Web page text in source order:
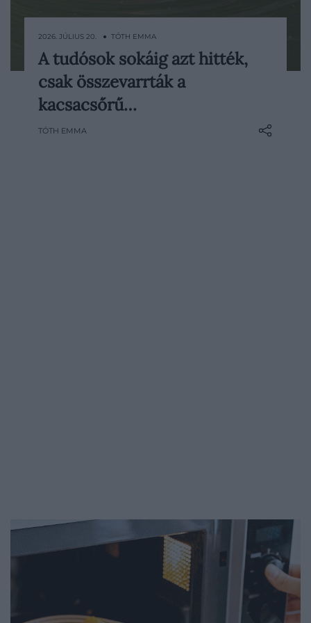
Amikor George Shaw brit természettudós
1799-ben először kézbe vette egy
Ausztráliából érkezett kacsacsőrű emlős
hogy valaki tréfát űzött vele. Olyan
2026. JÚLIUS 20. ● TÓTH EMMA
A tudósok sokáig azt hitték,
csak összevarrták a
kacsacsőrű…
TÓTH EMMA